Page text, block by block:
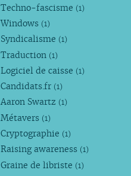
Techno-fascisme (1)
Windows (1)
Syndicalisme (1)
Traduction (1)
Logiciel de caisse (1)
Candidats.fr (1)
Aaron Swartz (1)
Métavers (1)
Cryptographie (1)
Raising awareness (1)
Graine de libriste (1)